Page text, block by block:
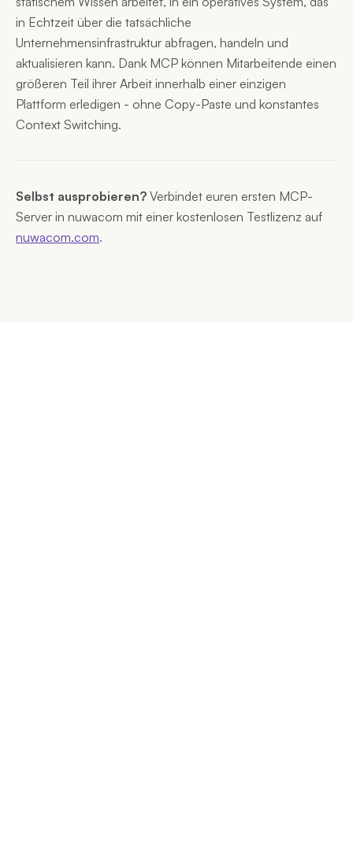
in Echtzeit über die tatsächliche
Unternehmensinfrastruktur abfragen, handeln und
aktualisieren kann. Dank MCP können Mitarbeitende einen
größeren Teil ihrer Arbeit innerhalb einer einzigen
Plattform erledigen - ohne Copy-Paste und konstantes
Context Switching.
Selbst ausprobieren? Verbindet euren ersten MCP-
Server in nuwacom mit einer kostenlosen Testlizenz auf
nuwacom.com.